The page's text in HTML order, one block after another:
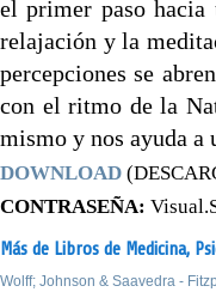
el primer paso hacia
relajación y la
percepciones se
con el ritmo de la
mismo y nos ayuda a
DOWNLOAD
CONTRASEÑA:
Más de Libros de Medicina,
Wolff; Johnson & Saavedra -